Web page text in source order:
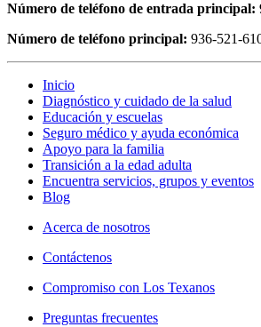
Número de teléfono de entrada principal:
Número de teléfono principal: 936-521-
Inicio
Diagnóstico y cuidado de la salud
Educación y escuelas
Seguro médico y ayuda económica
Apoyo para la familia
Transición a la edad adulta
Encuentra servicios, grupos y eventos
Blog
Acerca de nosotros
Contáctenos
Compromiso con Los Texanos
Preguntas frecuentes